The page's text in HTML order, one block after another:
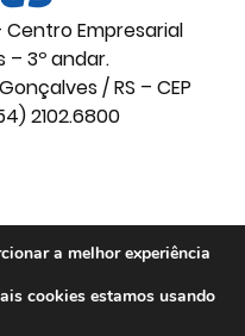
Centro Empresarial
– 3º andar.
/ RS – CEP
2102.6800
direitos reservados.
a melhor experiência
cookies estamos usando